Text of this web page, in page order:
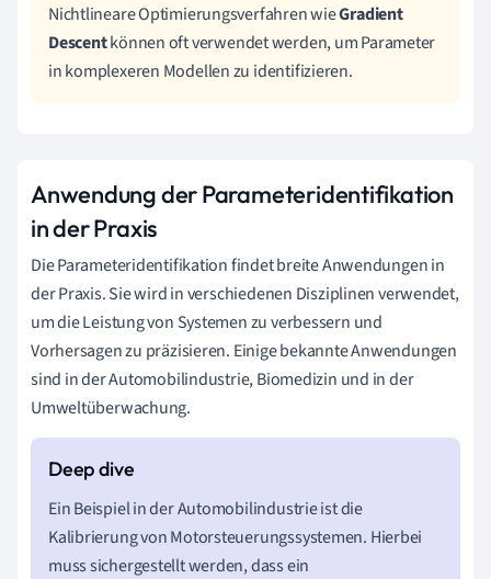
Nichtlineare Optimierungsverfahren wieGradient
Descentkönnen oft verwendet werden, um Parameter
in komplexeren Modellen zu identifizieren.
Anwendung der Parameteridentifikation
in der Praxis
Die Parameteridentifikation findet breite Anwendungen in
der Praxis. Sie wird in verschiedenen Disziplinen verwendet,
um die Leistung von Systemen zu verbessern und
Vorhersagen zu präzisieren. Einige bekannte Anwendungen
sind in der Automobilindustrie, Biomedizin und in der
Umweltüberwachung.
Ein Beispiel in der Automobilindustrie ist die
Kalibrierung von Motorsteuerungssystemen. Hierbei
muss sichergestellt werden, dass ein